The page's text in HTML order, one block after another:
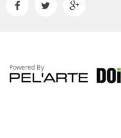
  